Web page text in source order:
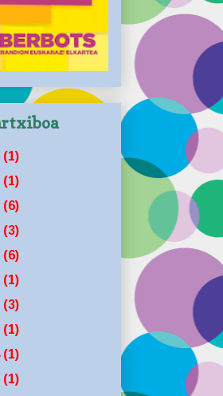
(1)
(1)
(6)
(3)
(6)
(1)
(3)
(1)
(1)
(1)